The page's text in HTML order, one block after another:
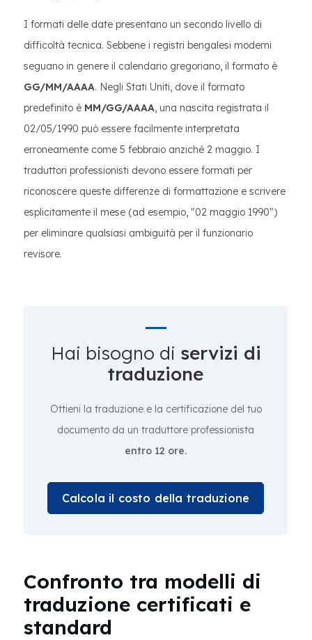
I formati delle date presentano un secondo livello di
difficoltà tecnica. Sebbene i registri bengalesi moderni
seguano in genere il calendario gregoriano, il formato è
GG/MM/AAAA. Negli Stati Uniti, dove il formato
predefinito è MM/GG/AAAA, una nascita registrata il
02/05/1990 può essere facilmente interpretata
erroneamente come 5 febbraio anziché 2 maggio. I
traduttori professionisti devono essere formati per
riconoscere queste differenze di formattazione e scrivere
esplicitamente il mese (ad esempio, "02 maggio 1990")
per eliminare qualsiasi ambiguità per il funzionario
revisore.
Hai bisogno di servizi di
traduzione
Ottieni la traduzione e la certificazione del tuo
documento da un traduttore professionista
entro 12 ore.
Calcola il costo della traduzione
Confronto tra modelli di
traduzione certificati e
standard